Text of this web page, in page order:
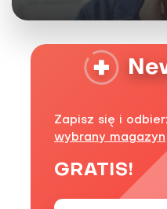
funkcjonowanie
Zapisz się i
wybrany magazyn
GRATIS!